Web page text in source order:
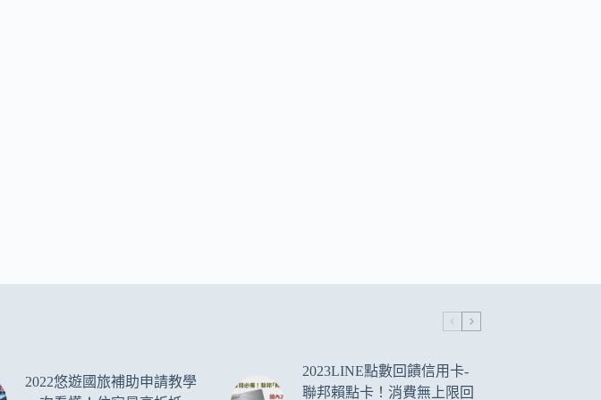
2022悠遊國旅補助申請教學
2023LINE點數回饋信用卡-
聯邦賴點卡！消費無上限回